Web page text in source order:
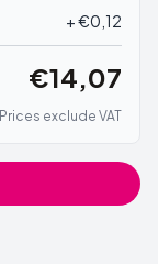
+ €0,12
€14,07
Prices exclude VAT